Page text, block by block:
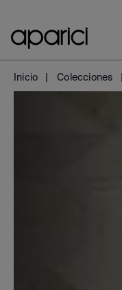
Inicio Colecciones